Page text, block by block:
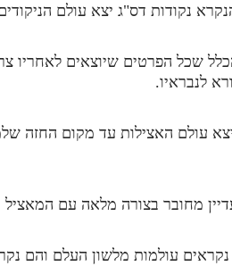
נקודות דס"ג יצא עולם
שכל הפרטים שיוצאים לאחריו
לנבראיו.
עולם האצילות עד מקום החזה
מחובר בצורה מלאה עם המאציל
עולמות מלשון העלם והם